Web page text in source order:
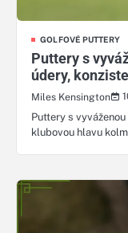
GOLFOVÉ PUTTERY
Puttery s
údery,
Miles Kensington
Puttery s
klubovou hlavu